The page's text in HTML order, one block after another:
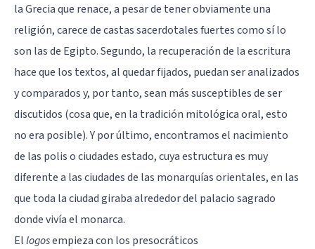
la Grecia que renace, a pesar de tener obviamente una
religión, carece de castas sacerdotales fuertes como sí lo
son las de Egipto. Segundo, la recuperación de la escritura
hace que los textos, al quedar fijados, puedan ser analizados
y comparados y, por tanto, sean más susceptibles de ser
discutidos (cosa que, en la tradición mitológica oral, esto
no era posible). Y por último, encontramos el nacimiento
de las polis o ciudades estado, cuya estructura es muy
diferente a las ciudades de las monarquías orientales, en las
que toda la ciudad giraba alrededor del palacio sagrado
donde vivía el monarca.
Ellogosempieza con los presocráticos